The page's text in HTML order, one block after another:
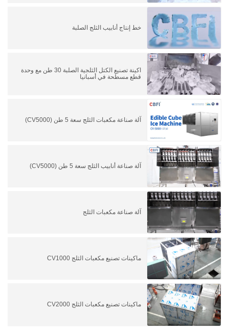
خط إنتاج أنابيب الثلج الصلبة
اكينة تصنيع الكتل الثلجية الصلبة 30 طن مع وحدة
قطع مسطحة في أسبانيا
آلة صناعة مكعبات الثلج سعة 5 طن (CV5000)
آلة صناعة أنابيب الثلج سعة 5 طن (CV5000)
آلة صناعة مكعبات الثلج
ماكينات تصنيع مكعبات الثلج CV1000
ماكينات تصنيع مكعبات الثلج CV2000